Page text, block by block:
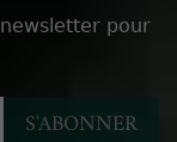
pour